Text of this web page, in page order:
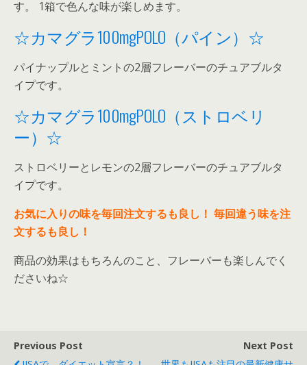
す。 1箱で色んな味が楽しめます。
☆カマグラ100mgPOLO（パイン）☆
パイナップルとミントの2層フレーバーのチュアブルタ
イプです。
☆カマグラ100mgPOLO（ストロベリ
ー）☆
ストロベリーとレモンの2層フレーバーのチュアブルタ
イプです。
お気に入りの味を毎回注文するも良し！ 毎回違う味を注
文するも良し！
商品の効果はもちろんのこと、フレーバーも楽しんでく
ださいね☆
Previous Post
Next Post